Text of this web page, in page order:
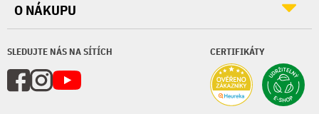
SLEDUJTE NÁS NA SÍTÍCH CERTIFIKÁTY
O NÁKUPU